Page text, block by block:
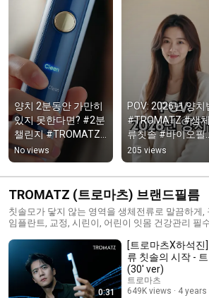
양치 2분동안 가만히
있지 못한다면? #2분
챌린지 #TROMATZ
#생체전류칫솔 #바
이오필름 #양치루틴
No views
POV: 2026년 양치
#TROMATZ #생
류칫솔 #바이오필
#양치루틴 #잇몸관
리
205 views
TROMATZ (트로마츠) 브랜드필름
칫솔모가 닿지 않는 영역을 생체전류로 말끔하게,
임플란트, 교정, 시린이, 어린이 잇몸 건강관리 필
0:31
[트로마츠X하석진
류 칫솔의 시작 -
(30' ver)
트로마츠
649K views
4 years